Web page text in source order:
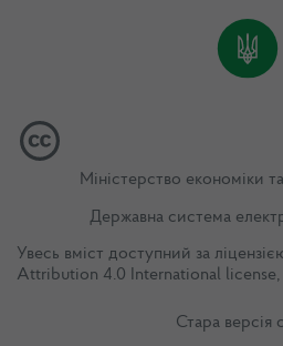
Міністерство економіки
Державна система
Увесь вміст доступний за
Attribution 4.0 International license
Стара версія